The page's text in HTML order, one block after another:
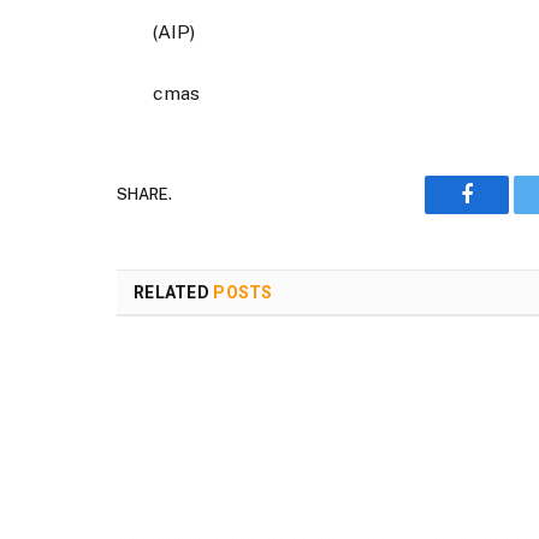
(AIP)
cmas
SHARE.
RELATED POSTS